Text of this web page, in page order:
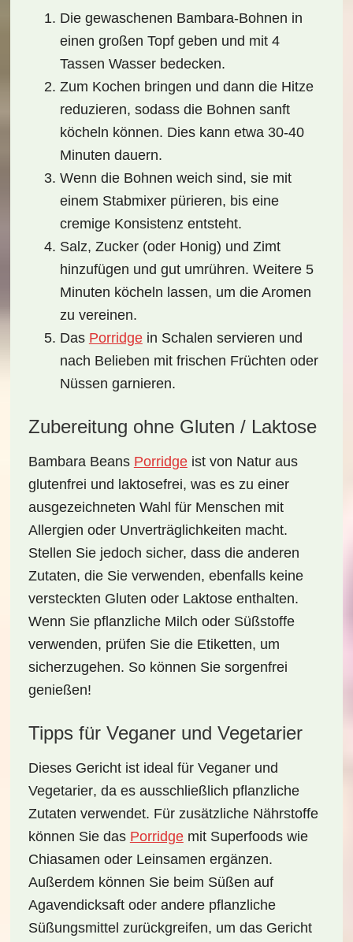
Die gewaschenen Bambara-Bohnen in
einen großen Topf geben und mit 4
Tassen Wasser bedecken.
Zum Kochen bringen und dann die Hitze
reduzieren, sodass die Bohnen sanft
köcheln können. Dies kann etwa 30-40
Minuten dauern.
Wenn die Bohnen weich sind, sie mit
einem Stabmixer pürieren, bis eine
cremige Konsistenz entsteht.
Salz, Zucker (oder Honig) und Zimt
hinzufügen und gut umrühren. Weitere 5
Minuten köcheln lassen, um die Aromen
zu vereinen.
Das Porridgein Schalen servieren und
nach Belieben mit frischen Früchten oder
Nüssen garnieren.
Zubereitung ohne Gluten / Laktose
Bambara Beans Porridgeist von Natur aus
glutenfrei und laktosefrei, was es zu einer
ausgezeichneten Wahl für Menschen mit
Allergien oder Unverträglichkeiten macht.
Stellen Sie jedoch sicher, dass die anderen
Zutaten, die Sie verwenden, ebenfalls keine
versteckten Gluten oder Laktose enthalten.
Wenn Sie pflanzliche Milch oder Süßstoffe
verwenden, prüfen Sie die Etiketten, um
sicherzugehen. So können Sie sorgenfrei
genießen!
Tipps für Veganer und Vegetarier
Dieses Gericht ist ideal für Veganerund
Vegetarier, da es ausschließlich pflanzliche
Zutaten verwendet. Für zusätzliche Nährstoffe
können Sie das Porridgemit Superfoodswie
Chiasamen oder Leinsamen ergänzen.
Außerdem können Sie beim Süßen auf
Agavendicksaft oder andere pflanzliche
Süßungsmittel zurückgreifen, um das Gericht